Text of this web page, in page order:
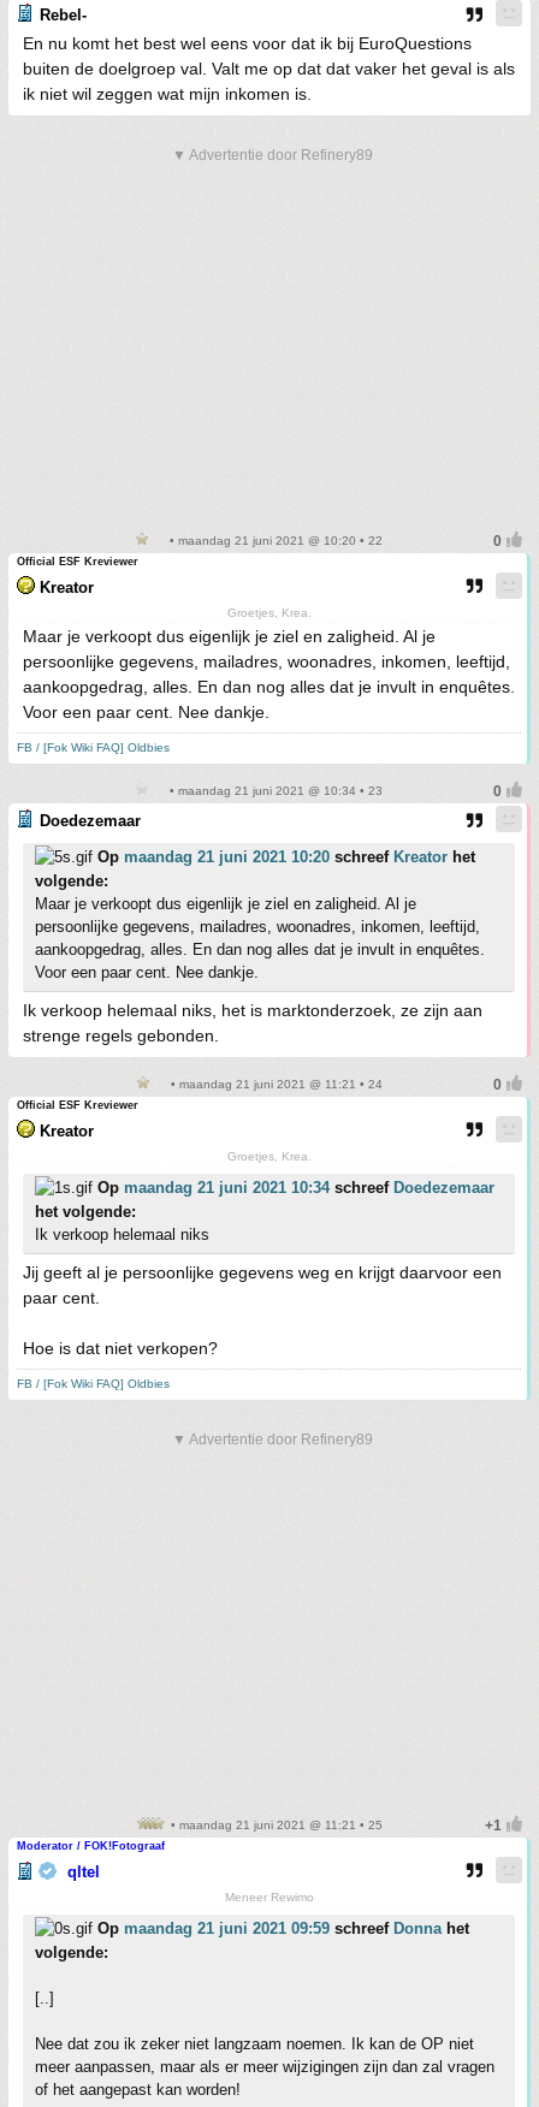
Rebel-
En nu komt het best wel eens voor dat ik bij EuroQuestions
buiten de doelgroep val. Valt me op dat dat vaker het geval is als
ik niet wil zeggen wat mijn inkomen is.
▼ Advertentie door Refinery89
• maandag 21 juni 2021 @ 10:20 • 22
Official ESF Kreviewer
Kreator
Groetjes, Krea.
Maar je verkoopt dus eigenlijk je ziel en zaligheid. Al je
persoonlijke gegevens, mailadres, woonadres, inkomen, leeftijd,
aankoopgedrag, alles. En dan nog alles dat je invult in enquêtes.
Voor een paar cent. Nee dankje.
FB / [Fok Wiki FAQ] Oldbies
• maandag 21 juni 2021 @ 10:34 • 23
Doedezemaar
Op maandag 21 juni 2021 10:20 schreef Kreator het
volgende:
Maar je verkoopt dus eigenlijk je ziel en zaligheid. Al je
persoonlijke gegevens, mailadres, woonadres, inkomen, leeftijd,
aankoopgedrag, alles. En dan nog alles dat je invult in enquêtes.
Voor een paar cent. Nee dankje.
Ik verkoop helemaal niks, het is marktonderzoek, ze zijn aan
strenge regels gebonden.
• maandag 21 juni 2021 @ 11:21 • 24
Official ESF Kreviewer
Kreator
Groetjes, Krea.
Op maandag 21 juni 2021 10:34schreef Doedezemaar
het volgende:
Ik verkoop helemaal niks
Jij geeft al je persoonlijke gegevens weg en krijgt daarvoor een
paar cent.
Hoe is dat niet verkopen?
FB / [Fok Wiki FAQ] Oldbies
▼ Advertentie door Refinery89
• maandag 21 juni 2021 @ 11:21 • 25
Moderator / FOK!Fotograaf
qltel
Meneer Rewimo
Op maandag 21 juni 2021 09:59 schreef Donnahet
volgende:
[..]
Nee dat zou ik zeker niet langzaam noemen. Ik kan de OP niet
meer aanpassen, maar als er meer wijzigingen zijn dan zal vragen
of het aangepast kan worden!